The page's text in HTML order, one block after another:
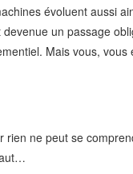
évoluent aussi
un passage
Mais vous,
rien ne peut se